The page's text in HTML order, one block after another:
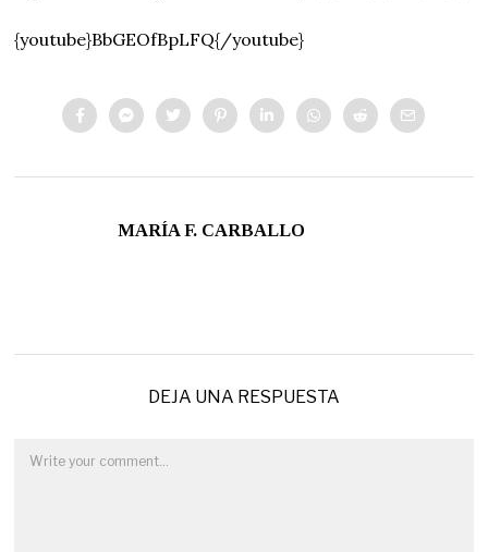
{youtube}BbGEOfBpLFQ{/youtube}
MARÍA F. CARBALLO
DEJA UNA RESPUESTA